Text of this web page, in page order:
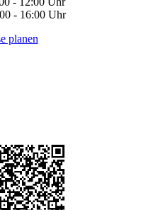
- 16:00 Uhr
planen